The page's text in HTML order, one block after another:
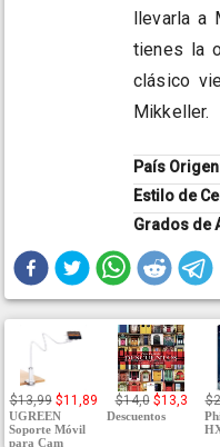
llevarla a
tienes la
clásico
Mikkeller.
País
Estilo de
Grados de
$13,99 $11,89
UGREEN
Soporte Móvil
para Cam
$14,0 $13,3
Descuentos